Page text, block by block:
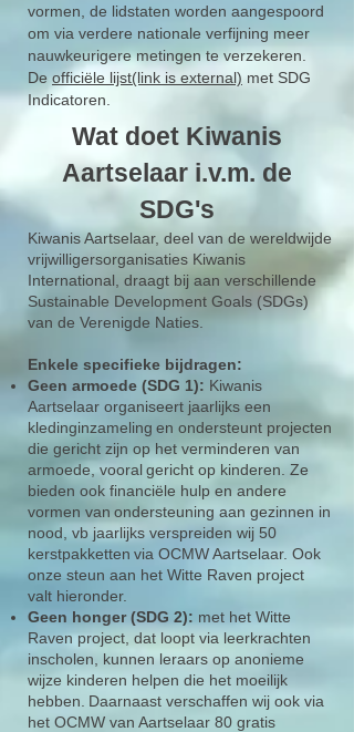
vormen, de lidstaten worden aangespoord
om via verdere nationale verfijning meer
nauwkeurigere metingen te verzekeren.
De officiële lijst(link is external) met SDG
Indicatoren.
Wat doet Kiwanis
Aartselaar i.v.m. de
SDG's
Kiwanis Aartselaar, deel van de wereldwijde
vrijwilligersorganisaties Kiwanis
International, draagt bij aan verschillende
Sustainable Development Goals (SDGs)
van de Verenigde Naties.
Enkele specifieke bijdragen:
Geen armoede (SDG 1): Kiwanis
Aartselaar organiseert jaarlijks een
kledinginzameling en ondersteunt projecten
die gericht zijn op het verminderen van
armoede, vooralgericht op kinderen. Ze
bieden ook financiële hulp en andere
vormen van ondersteuning aan gezinnen in
nood, vb jaarlijks verspreiden wij 50
kerstpakketten via OCMW Aartselaar. Ook
onze steun aan het Witte Raven project
valt hieronder.
Geen honger (SDG 2): met het Witte
Raven project, dat loopt via leerkrachten
inscholen, kunnen leraars op anonieme
wijze kinderen helpen die het moeilijk
hebben. Daarnaast verschaffen wij ook via
het OCMW van Aartselaar 80 gratis